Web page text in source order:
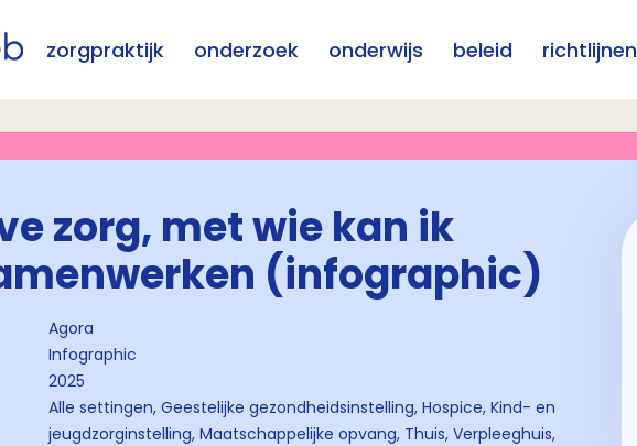
zorgpraktijk onderzoek onderwijs beleid richtlijnen
zorg, met wie kan ik
(infographic)
Agora
Infographic
2025
Alle settingen, Geestelijke gezondheidsinstelling, Hospice, Kind- en
jeugdzorginstelling, Maatschappelijke opvang, Thuis, Verpleeghuis,